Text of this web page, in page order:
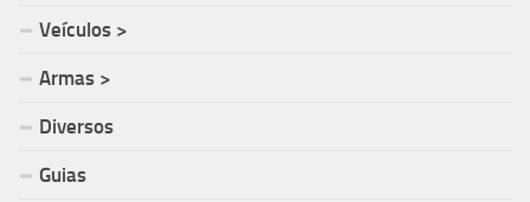
Veículos >
Armas >
Diversos
Guias